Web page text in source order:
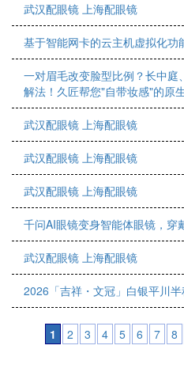
武汉配眼镜 上海配眼镜
基于智能网卡的云主机虚拟化功
一对眉毛改变脸型比例？长中
解法！久匠帮您"自带妆感"的原
武汉配眼镜 上海配眼镜
武汉配眼镜 上海配眼镜
武汉配眼镜 上海配眼镜
千问AI眼镜变身智能体眼镜，穿
武汉配眼镜 上海配眼镜
2026「吉祥・文冠」白银平川
1
2 3 4 5 6 7 8